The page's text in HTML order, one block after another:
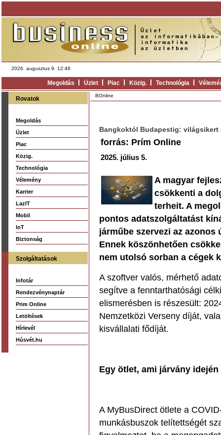
2026. augusztus 9. 12:46
Megoldás Üzlet Piac Közig. Technológia
Rovatok
Megoldás
Üzlet
Piac
Közig.
Technológia
Vélemény
Karrier
LazIT
Mobil
IoT
Biztonság
Szolgáltatások
Infotár
Rendezvénynaptár
Prim Online
Letöltések
Hírlevél
Húsvét.hu
BOnline
Bangkoktól Budapestig:
forrás: Prím Online
2025. július 5.
A magyar
csökkenti a
terheit. A
pontos adatszolgáltatást
járműbe szervezi az
Ennek köszönhetően
nem utolsó sorban a cégek
A szoftver valós, mérhető
segítve a fenntarthatósági
elismerésben is részesült:
Nemzetközi Verseny díját,
kisvállalati fődíját.
Egy ötlet, ami járvány
A MyBusDirect ötlete a
munkásbuszok telítettségét